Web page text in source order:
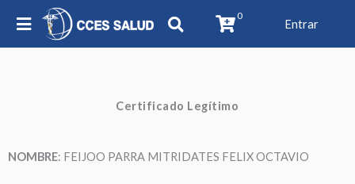
0
Entrar
Certificado Legítimo
NOMBRE: FEIJOO PARRA MITRIDATES FELIX OCTAVIO